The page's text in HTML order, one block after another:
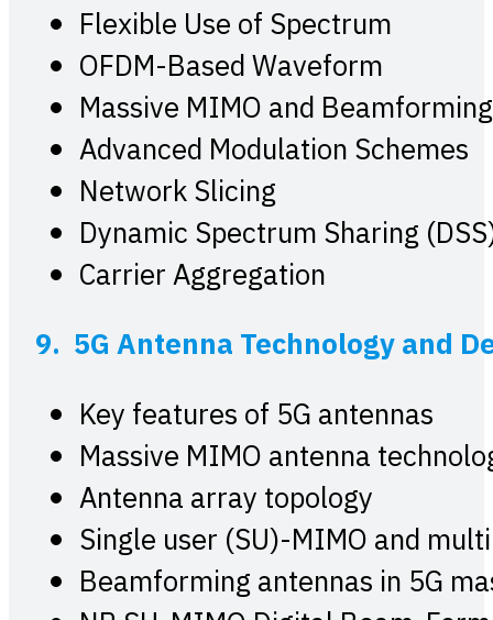
Flexible Use of Spectrum
OFDM-Based Waveform
Massive MIMO and Beamforming
Advanced Modulation Schemes
Network Slicing
Dynamic Spectrum Sharing
Carrier Aggregation
9. 5G Antenna Technology and
Key features of 5G antennas
Massive MIMO antenna
Antenna array topology
Single user (SU)-MIMO and
Beamforming antennas in 5G